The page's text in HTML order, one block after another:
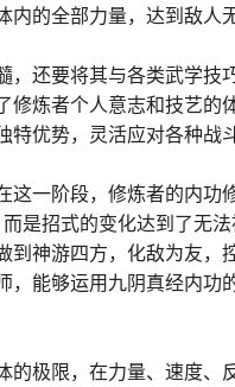
的全部力量，达到敌人
还要将其与各类武学技
修炼者个人意志和技艺的
优势，灵活应对各种战
一阶段，修炼者的内功
是招式的变化达到了无
神游四方，化敌为友，
，能够运用九阴真经内功
的极限，在力量、速度、